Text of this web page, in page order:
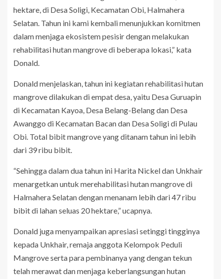
hektare, di Desa Soligi, Kecamatan Obi, Halmahera
Selatan. Tahun ini kami kembali menunjukkan komitmen
dalam menjaga ekosistem pesisir dengan melakukan
rehabilitasi hutan mangrove di beberapa lokasi,” kata
Donald.
Donald menjelaskan, tahun ini kegiatan rehabilitasi hutan
mangrove dilakukan di empat desa, yaitu Desa Guruapin
di Kecamatan Kayoa, Desa Belang-Belang dan Desa
Awanggo di Kecamatan Bacan dan Desa Soligi di Pulau
Obi. Total bibit mangrove yang ditanam tahun ini lebih
dari 39 ribu bibit.
“Sehingga dalam dua tahun ini Harita Nickel dan Unkhair
menargetkan untuk merehabilitasi hutan mangrove di
Halmahera Selatan dengan menanam lebih dari 47 ribu
bibit di lahan seluas 20 hektare,” ucapnya.
Donald juga menyampaikan apresiasi setinggi tingginya
kepada Unkhair, remaja anggota Kelompok Peduli
Mangrove serta para pembinanya yang dengan tekun
telah merawat dan menjaga keberlangsungan hutan